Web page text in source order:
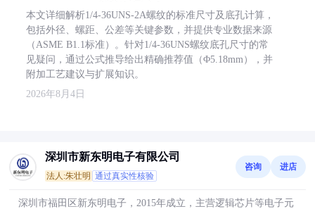
本文详细解析1/4-36UNS-2A螺纹的标准尺寸及底孔计算，
包括外径、螺距、公差等关键参数，并提供专业数据来源
（ASME B1.1标准）。针对1/4-36UNS螺纹底孔尺寸的常
见疑问，通过公式推导给出精确推荐值（Φ5.18mm），并
附加工艺建议与扩展知识。
2026年8月4日
深圳市新东明电子有限公司
法人:朱壮明 通过真实性核验
咨询 进店
深圳市福田区新东明电子，2015年成立，主营逻辑芯片等电子元